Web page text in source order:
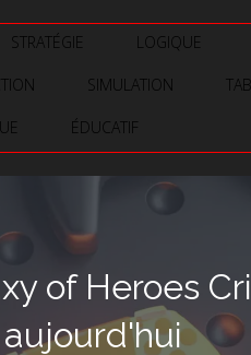
STRATÉGIE LOGIQUE
SIMULATION
ÉDUCATIF
of Heroes
aujourd'hui